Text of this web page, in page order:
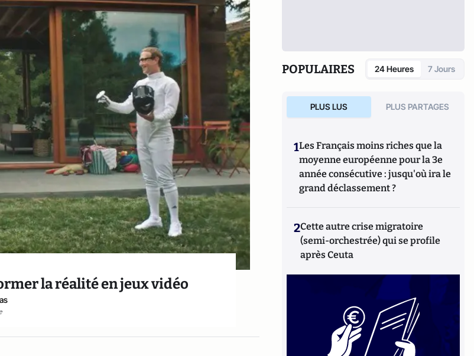
la réalité en jeux vidéo
POPULAIRES 24 Heures 7 Jours
PLUS LUS PLUS PARTAGES
1Les Français moins riches que la
moyenne européenne pour la 3e
année consécutive : jusqu'où ira le
grand déclassement ?
2Cette autre crise migratoire
(semi-orchestrée) qui se profile
après Ceuta